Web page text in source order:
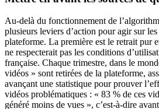
Au-delà du fonctionnement de
plusieurs leviers d’action pour agir sur
plateforme. La première est le retrait pur
ne respecterait pas les conditions
française. Chaque trimestre, dans le
vidéos » sont retirées de la plateforme,
avançant une statistique pour prouver
vidéos problématiques : « 83 % de ces
généré moins de vues », c’est-à-dire